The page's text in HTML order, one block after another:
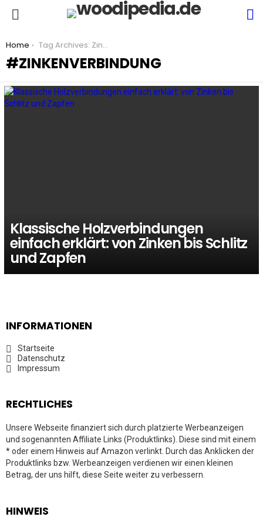
You are here:
Home Tag Archives: Zinkenverbindung
ZINKENVERBINDUNG
LATEST
Klassische Holzverbindungen
einfach erklärt: von Zinken bis Schlitz
und Zapfen
INFORMATIONEN
Startseite
Datenschutz
Impressum
RECHTLICHES
Unsere Webseite finanziert sich durch platzierte Werbeanzeigen
und sogenannten Affiliate Links (Produktlinks). Diese sind mit einem
* oder einem Hinweis auf Amazon verlinkt. Durch das Anklicken der
Produktlinks bzw. Werbeanzeigen verdienen wir einen kleinen
Betrag, der uns hilft, diese Seite weiter zu verbessern.
HINWEIS